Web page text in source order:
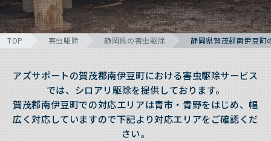
TOP 害虫駆除 静岡県の害虫駆除 静岡県賀茂郡南伊豆町
アズサポートの賀茂郡南伊豆町における害虫駆除サービス
では、シロアリ駆除を提供しております。
賀茂郡南伊豆町での対応エリアは青市・青野をはじめ、幅
広く対応していますので下記より対応エリアをご確認くだ
さい。